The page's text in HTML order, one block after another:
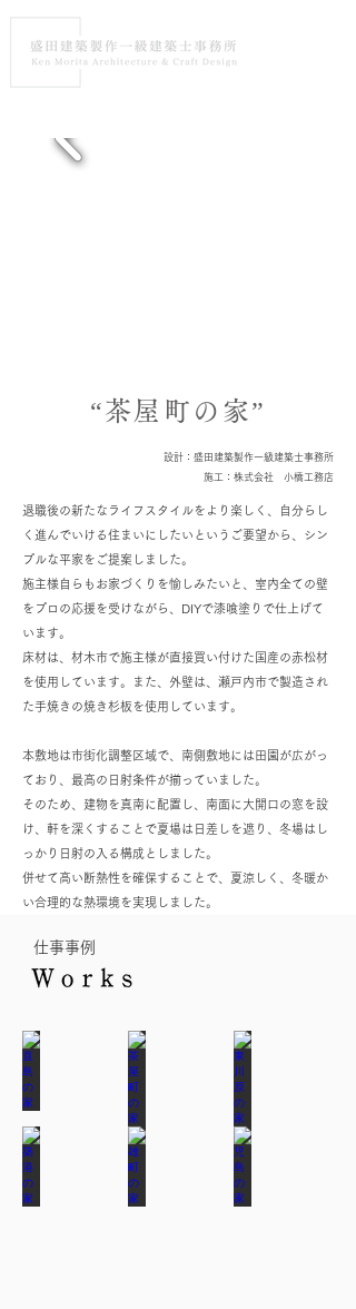
“茶屋町の家”
設計：盛田建築製作一級建築士事務所
施工：株式会社 小橋工務店
退職後の新たなライフスタイルをより楽しく、自分らし
く進んでいける住まいにしたいというご要望から、シン
プルな平家をご提案しました。
施主様自らもお家づくりを愉しみたいと、室内全ての壁
をプロの応援を受けながら、DIYで漆喰塗りで仕上げて
います。
床材は、材木市で施主様が直接買い付けた国産の赤松材
を使用しています。また、外壁は、瀬戸内市で製造され
た手焼きの焼き杉板を使用しています。
本敷地は市街化調整区域で、南側敷地には田園が広がっ
ており、最高の日射条件が揃っていました。
そのため、建物を真南に配置し、南面に大開口の窓を設
け、軒を深くすることで夏場は日差しを遮り、冬場はし
っかり日射の入る構成としました。
併せて高い断熱性を確保することで、夏涼しく、冬暖か
い合理的な熱環境を実現しました。
仕事事例